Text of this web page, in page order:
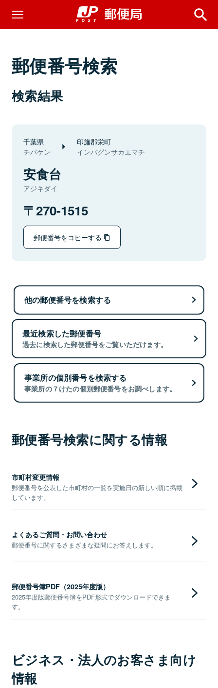
郵便番号検索
検索結果
千葉県
チバケン
印旛郡栄町
インバグンサカエマチ
安食台
アジキダイ
270-1515
郵便番号をコピーする
他の郵便番号を検索する
最近検索した郵便番号
過去に検索した郵便番号をご覧いただけます。
事業所の個別番号を検索する
事業所の７けたの個別郵便番号をお調べします。
郵便番号検索に関する情報
市町村変更情報
郵便番号を公表した市町村の一覧を実施日の新しい順に掲載
しています。
よくあるご質問・お問い合わせ
郵便番号に関するさまざまな疑問にお答えします。
郵便番号簿PDF（2025年度版）
2025年度版郵便番号簿をPDF形式でダウンロードできま
す。
ビジネス・法人のお客さま向け
情報